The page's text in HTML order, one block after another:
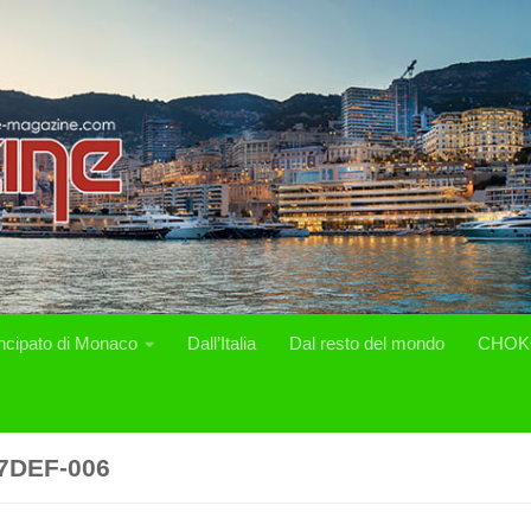
di Monaco Dall’Italia Dal resto del mondo
006